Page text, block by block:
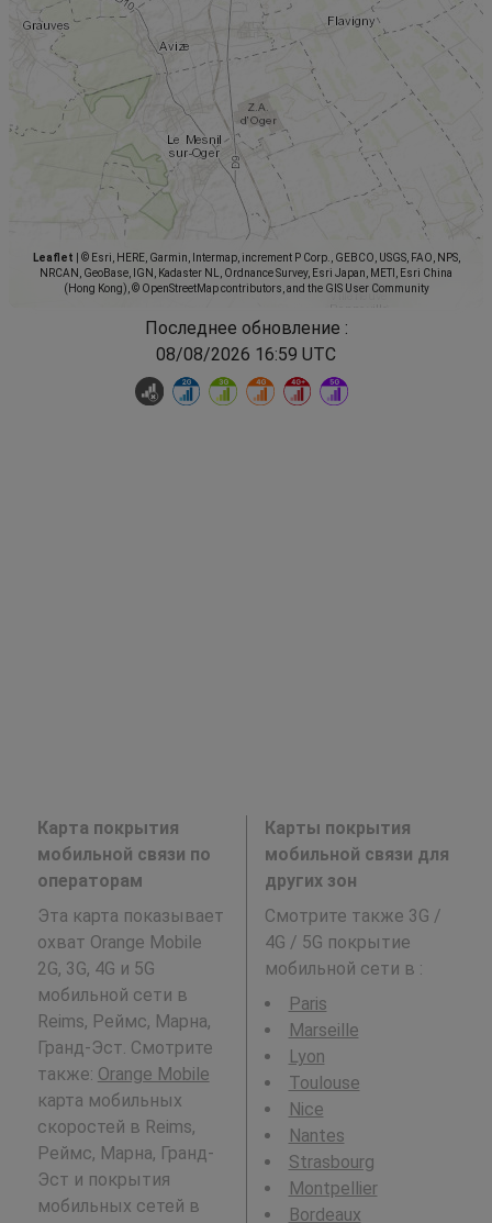
Leaflet
© Esri, HERE, Garmin, Intermap, increment P Corp., GEBCO, USGS, FAO, NPS,
NRCAN, GeoBase, IGN, Kadaster NL, Ordnance Survey, Esri Japan, METI, Esri China
(Hong Kong), © OpenStreetMap contributors, and the GIS User Community
Последнее обновление :
08/08/2026 16:59 UTC
Карта покрытия
мобильной связи по
операторам
Эта карта показывает
охват Orange Mobile
2G, 3G, 4G и 5G
мобильной сети в
Reims, Реймс, Марна,
Гранд-Эст. Смотрите
также: Orange Mobile
карта мобильных
скоростей в Reims,
Реймс, Марна, Гранд-
Эст и покрытия
мобильных сетей в
Карты покрытия
мобильной связи для
других зон
Смотрите также 3G /
4G / 5G покрытие
мобильной сети в :
Paris
Marseille
Lyon
Toulouse
Nice
Nantes
Strasbourg
Montpellier
Bordeaux